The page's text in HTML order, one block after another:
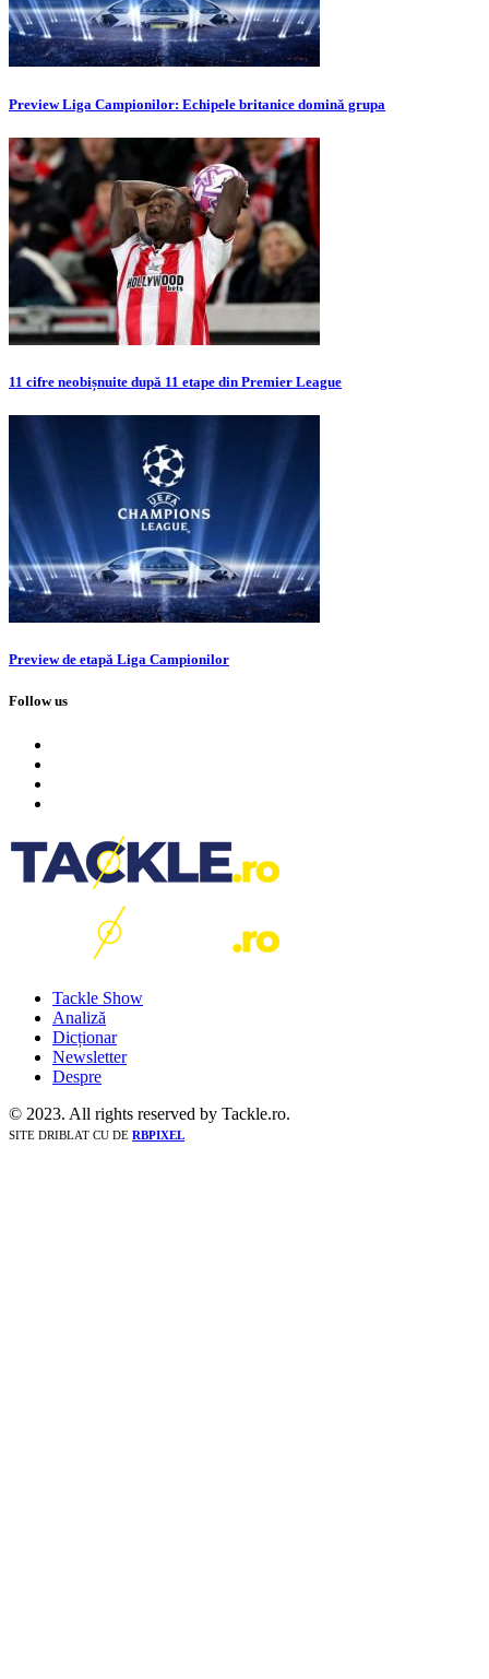
Preview Liga Campionilor: Echipele britanice domină grupa
11 cifre neobișnuite după 11 etape din Premier League
Preview de etapă Liga Campionilor
Follow us
Tackle Show
Analiză
Dicționar
Newsletter
Despre
© 2023. All rights reserved by Tackle.ro.
SITE DRIBLAT CU DE RBPIXEL